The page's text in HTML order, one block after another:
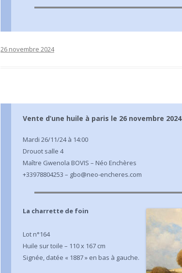
26 novembre 2024
Vente d’une huile à paris le 26 novembre 2024
Mardi 26/11/24 à 14:00
Drouot salle 4
Maître Gwenola BOVIS – Néo Enchères
+33978804253 – gbo@neo-encheres.com
La charrette de foin
Lot n°164
Huile sur toile – 110 x 167 cm
Signée, datée « 1887 » en bas à gauche.